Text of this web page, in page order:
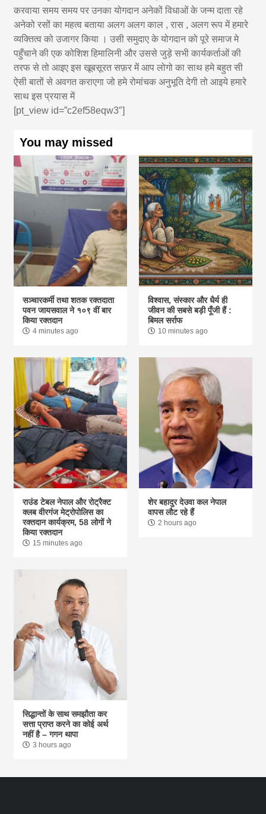
करवाया समय समय पर उनका योगदान अनेकों विधाओं के जन्म दाता रहे
अनेको रसों का महत्व बताया अलग अलग काल , रास , अलग रूप में हमारे
व्यक्तित्व को उजागर किया । उसी समुदाए के योगदान को पूरे समाज मे
पहुँचाने की एक कोशिश हिमालिनी और उससे जुड़े सभी कार्यकर्ताओं की
तरफ से तो आइए इस खूबसूरत सफ़र में आप लोगो का साथ हमे बहुत सी
ऐसी बातों से अवगत कराएगा जो हमे रोमांचक अनुभूति देगी तो आइये हमारे
साथ इस प्रयास में
[pt_view id=”c2ef58eqw3″]
You may missed
सञ्चारकर्मी तथा शतक रक्तदाता
पवन जायसवाल ने १०९ वीं बार
किया रक्तदान
4 minutes ago
विश्वास, संस्कार और धैर्य ही
जीवन की सबसे बड़ी पूँजी हैं :
बिमल सर्राफ
10 minutes ago
राउंड टेबल नेपाल और रोट्रैक्ट
क्लब वीरगंज मेट्रोपोलिस का
रक्तदान कार्यक्रम, 58 लोगों ने
किया रक्तदान
15 minutes ago
शेर बहादुर देउवा कल नेपाल
वापस लौट रहे हैं
2 hours ago
सिद्धान्तों के साथ समझौता कर
सत्ता प्राप्त करने का कोई अर्थ
नहीं है – गगन थापा
3 hours ago